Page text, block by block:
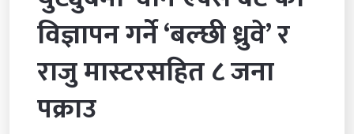
विज्ञापन गर्ने ‘बल्छी ध्रुवे’ र
राजु मास्टरसहित ८ जना
पक्राउ